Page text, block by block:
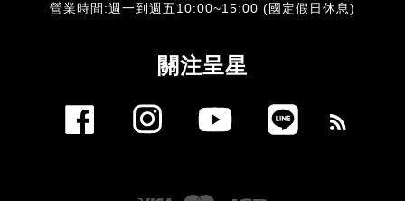
​營業時間:週一到週五10:00~15:00 (國定假日休息)
關注呈星
Facebook Instagram YouTube